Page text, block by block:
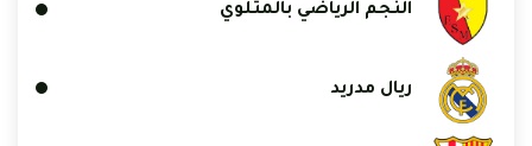
النجم الرياضي بالمتلوي
ريال مدريد